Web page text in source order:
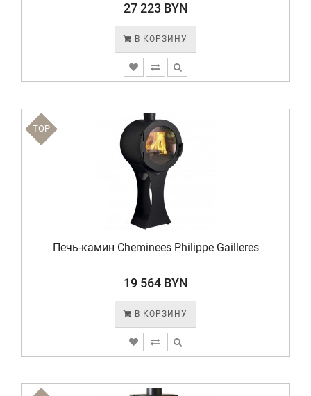
27 223 BYN
В КОРЗИНУ
TOP
Печь-камин Cheminees Philippe Gailleres
19 564 BYN
В КОРЗИНУ